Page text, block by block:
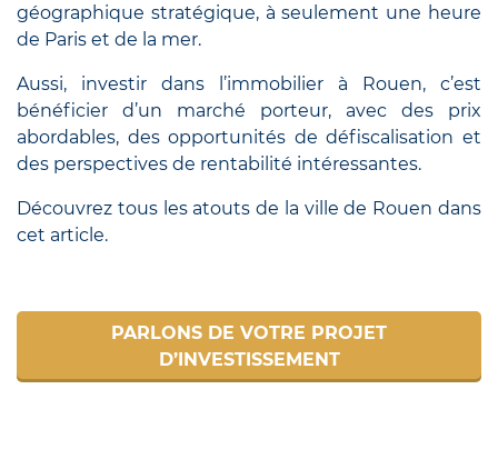
géographique stratégique, à seulement une heure
de Paris et de la mer.
Aussi, investir dans l’immobilier à Rouen, c’est
bénéficier d’un marché porteur, avec des prix
abordables, des opportunités de défiscalisation et
des perspectives de rentabilité intéressantes.
Découvrez tous les atouts de la ville de Rouen dans
cet article.
PARLONS DE VOTRE PROJET
D’INVESTISSEMENT